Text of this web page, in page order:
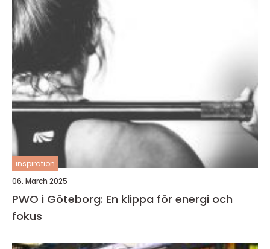
inspiration
06. March 2025
PWO i Göteborg: En klippa för energi och
fokus